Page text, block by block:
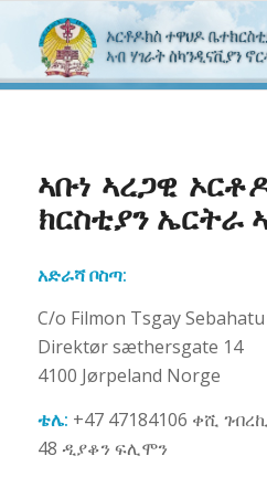
ኣቡነ ኣረጋዊ
ክርስቲያን ኤርትራ
አድራሻ ቦስጣ:
C/o Filmon Tsgay Sebahatu
Direktør sæthersgate 14
4100 Jørpeland Norge
ቴሌ: +47 47184106 ቀሺ
48 ዲያቆን ፍሊሞን